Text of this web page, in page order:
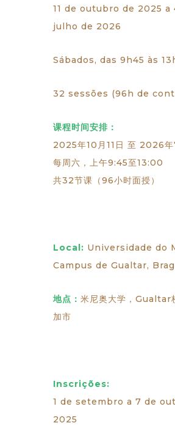
11 de outubro de 2025 a
julho de 2026
Sábados, das 9h45 às
32 sessões (96h de
课程时间安排：
2025年10月11日 至 2026年
每周六，上午9:45至13:00
共32节课（96小时面授）
Local: Universidade do
Campus de Gualtar,
地点： 米尼奥大学，Gualtar
加市
Inscrições:
1 de setembro a 7 de
2025